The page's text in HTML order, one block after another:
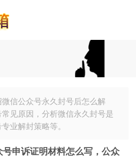
信公众号永久封号后怎么解
见原因，分析微信永久封号是
业解封策略等。
号申诉证明材料怎么写，公众